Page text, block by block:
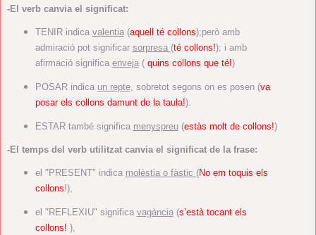
-El verb canvia el significat:
TENIR indica valentia(aquell té collons);però amb
admiració pot significar sorpresa (té collons!); i amb
afirmació significa enveja(quins collons que té!)
POSAR indica un repte, sobretot segons on es posen (va
posar els collons damunt de la taula!).
ESTAR també significa menyspreu(estàs molt de collons!)
-El temps del verb utilitzat canvia el significat de la frase:
el "PRESENT" indica molèstia o fàstic (No em toquis els
collons!),
el "REFLEXIU" significa vagància(s’està tocant els
collons! ),